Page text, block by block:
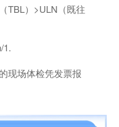
TBL）>ULN（既往
1.
现场体检凭发票报